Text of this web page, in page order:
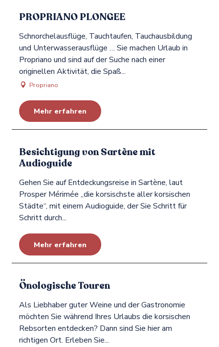
PROPRIANO PLONGEE
Schnorchelausflüge, Tauchtaufen, Tauchausbildung
und Unterwasserausflüge … Sie machen Urlaub in
Propriano und sind auf der Suche nach einer
originellen Aktivität, die Spaß...
Propriano
Mehr erfahren
Besichtigung von Sartène mit
Audioguide
Gehen Sie auf Entdeckungsreise in Sartène, laut
Prosper Mérimée „die korsischste aller korsischen
Städte“, mit einem Audioguide, der Sie Schritt für
Schritt durch...
Mehr erfahren
Önologische Touren
Als Liebhaber guter Weine und der Gastronomie
möchten Sie während Ihres Urlaubs die korsischen
Rebsorten entdecken? Dann sind Sie hier am
richtigen Ort. Erleben Sie...